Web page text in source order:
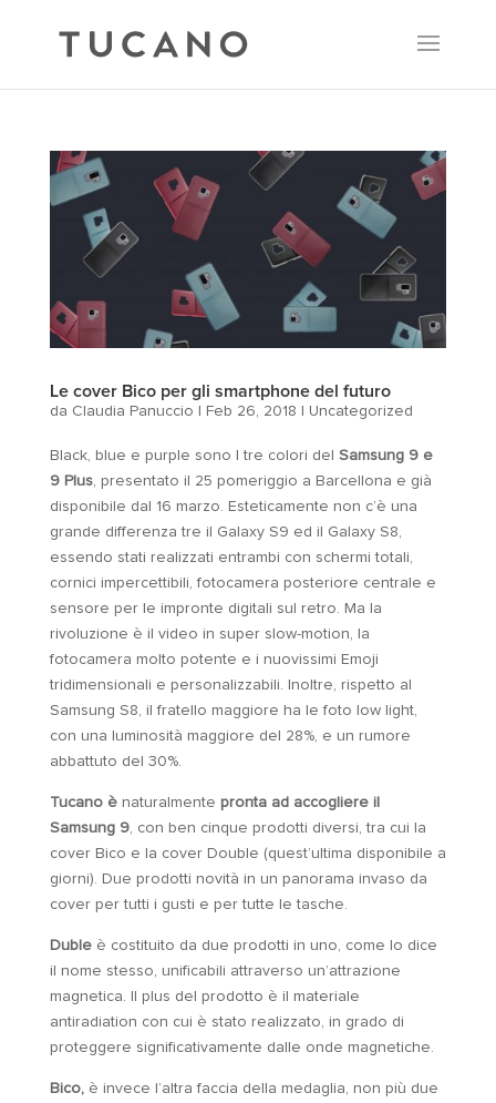
Le cover Bico per gli smartphone del futuro
da Claudia Panuccio | Feb 26, 2018 | Uncategorized
Black, blue e purple sono I tre colori del Samsung 9 e
9 Plus, presentato il 25 pomeriggio a Barcellona e già
disponibile dal 16 marzo. Esteticamente non c’è una
grande differenza tre il Galaxy S9 ed il Galaxy S8,
essendo stati realizzati entrambi con schermi totali,
cornici impercettibili, fotocamera posteriore centrale e
sensore per le impronte digitali sul retro. Ma la
rivoluzione è il video in super slow-motion, la
fotocamera molto potente e i nuovissimi Emoji
tridimensionali e personalizzabili. Inoltre, rispetto al
Samsung S8, il fratello maggiore ha le foto low light,
con una luminosità maggiore del 28%, e un rumore
abbattuto del 30%.
Tucano ènaturalmente pronta ad accogliere il
Samsung 9, con ben cinque prodotti diversi, tra cui la
cover Bico e la cover Double (quest’ultima disponibile a
giorni). Due prodotti novità in un panorama invaso da
cover per tutti i gusti e per tutte le tasche.
Dubleè costituito da due prodotti in uno, come lo dice
il nome stesso, unificabili attraverso un’attrazione
magnetica. Il plus del prodotto è il materiale
antiradiation con cui è stato realizzato, in grado di
proteggere significativamente dalle onde magnetiche.
Bico, è invece l’altra faccia della medaglia, non più due